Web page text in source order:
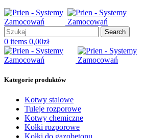
Search
0 items 0,00zł
Kategorie produktów
Kotwy stalowe
Tuleje rozporowe
Kotwy chemiczne
Kołki rozporowe